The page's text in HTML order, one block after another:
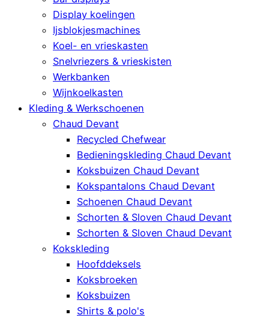
Display koelingen
Ijsblokjesmachines
Koel- en vrieskasten
Snelvriezers & vrieskisten
Werkbanken
Wijnkoelkasten
Kleding & Werkschoenen
Chaud Devant
Recycled Chefwear
Bedieningskleding Chaud Devant
Koksbuizen Chaud Devant
Kokspantalons Chaud Devant
Schoenen Chaud Devant
Schorten & Sloven Chaud Devant
Schorten & Sloven Chaud Devant
Kokskleding
Hoofddeksels
Koksbroeken
Koksbuizen
Shirts & polo's